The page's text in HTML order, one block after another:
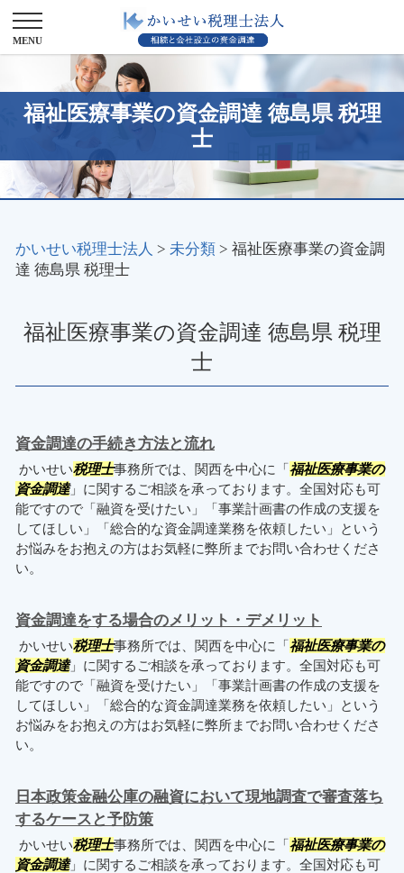
福祉医療事業の資金調達 徳島県 税理
士
かいせい税理士法人 > 未分類 > 福祉医療事業の資金調
達 徳島県 税理士
福祉医療事業の資金調達 徳島県 税理
士
資金調達の手続き方法と流れ
かいせい税理士事務所では、関西を中心に「福祉医療事業の
資金調達」に関するご相談を承っております。全国対応も可
能ですので「融資を受けたい」「事業計画書の作成の支援を
してほしい」「総合的な資金調達業務を依頼したい」という
お悩みをお抱えの方はお気軽に弊所までお問い合わせくださ
い。
資金調達をする場合のメリット・デメリット
かいせい税理士事務所では、関西を中心に「福祉医療事業の
資金調達」に関するご相談を承っております。全国対応も可
能ですので「融資を受けたい」「事業計画書の作成の支援を
してほしい」「総合的な資金調達業務を依頼したい」という
お悩みをお抱えの方はお気軽に弊所までお問い合わせくださ
い。
日本政策金融公庫の融資において現地調査で審査落ち
するケースと予防策
かいせい税理士事務所では、関西を中心に「福祉医療事業の
資金調達」に関するご相談を承っております。全国対応も可